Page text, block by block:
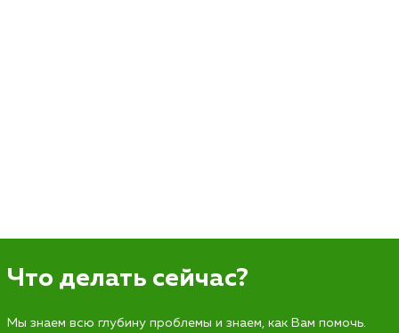
Что делать сейчас?
Мы знаем всю глубину проблемы и знаем, как Вам помочь.